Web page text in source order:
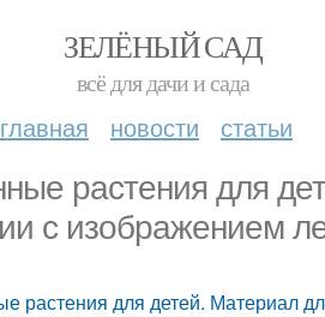
ЗЕЛЁНЫЙ САД
всё для дачи и сада
главная новости статьи
растения для
с изображением
растения для детей. Материал